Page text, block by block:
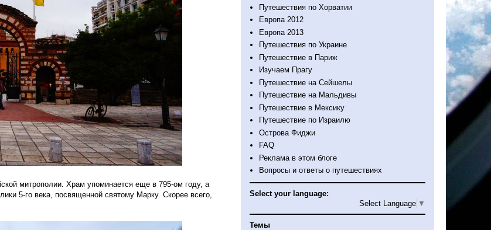
митрополии. Храм упоминается еще в 795-ом году, а
5-го века, посвященной святому Марку. Скорее всего,
Путешествия по Хорватии
Европа 2012
Европа 2013
Путешествия по Украине
Путешествие в Париж
Изучаем Прагу
Путешествие на Сейшелы
Путешествие на Мальдивы
Путешествие в Мексику
Путешествие по Израилю
Острова Фиджи
FAQ
Реклама в этом блоге
Вопросы и ответы о путешествиях
Select your language:
Select Language ▼
Темы